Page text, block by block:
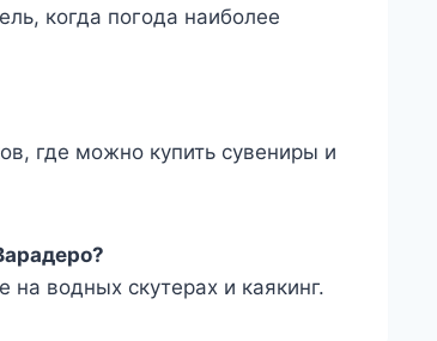
когда погода наиболее
где можно купить сувениры и
на водных скутерах и каякинг.